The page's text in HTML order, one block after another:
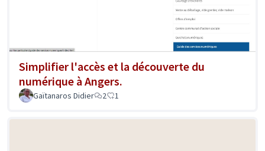
Simplifier l'accès et la découverte du
numérique à Angers.
Gaïtanaros Didier 2 1